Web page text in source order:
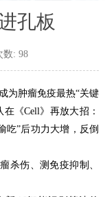
孔板
数: 98
为肿瘤免疫最热“关键
《Cell》再放大招：
吃”后功力大增，反倒
杀伤、测免疫抑制、